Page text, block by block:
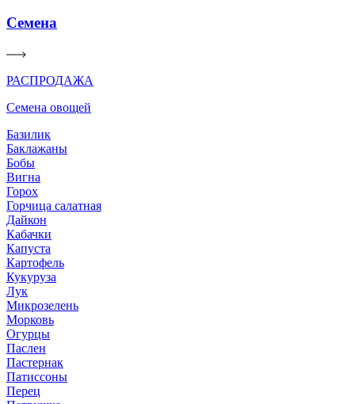
Семена
РАСПРОДАЖА
Семена овощей
Базилик
Баклажаны
Бобы
Вигна
Горох
Горчица салатная
Дайкон
Кабачки
Капуста
Картофель
Кукуруза
Лук
Микрозелень
Морковь
Огурцы
Паслен
Пастернак
Патиссоны
Перец